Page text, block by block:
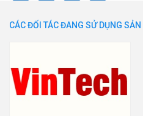
CÁC ĐỐI TÁC ĐANG SỬ DỤNG